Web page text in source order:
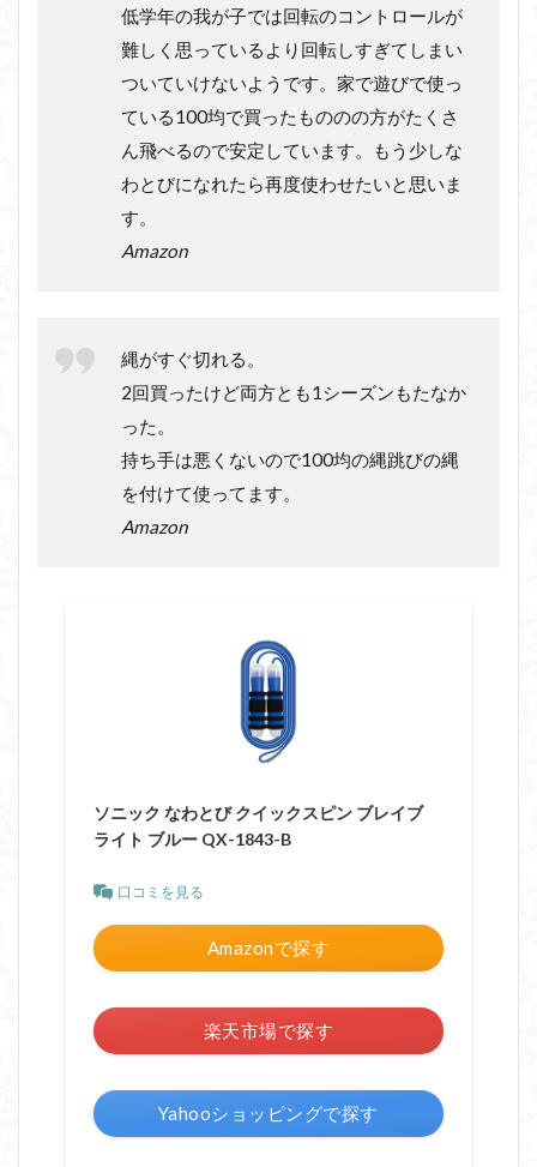
低学年の我が子では回転のコントロールが
難しく思っているより回転しすぎてしまい
ついていけないようです。家で遊びで使っ
ている100均で買ったもののの方がたくさ
ん飛べるので安定しています。もう少しな
わとびになれたら再度使わせたいと思いま
す。
Amazon
縄がすぐ切れる。
2回買ったけど両方とも1シーズンもたなか
った。
持ち手は悪くないので100均の縄跳びの縄
を付けて使ってます。
Amazon
ソニック なわとび クイックスピン ブレイブ
ライト ブルー QX-1843-B
口コミを見る
Amazonで探す
楽天市場で探す
Yahooショッピングで探す